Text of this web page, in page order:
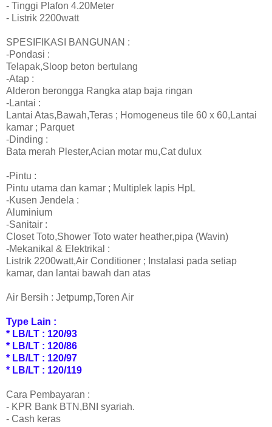
- Tinggi Plafon 4.20Meter
- Listrik 2200watt
SPESIFIKASI BANGUNAN :
-Pondasi :
Telapak,Sloop beton bertulang
-Atap :
Alderon berongga Rangka atap baja ringan
-Lantai :
Lantai Atas,Bawah,Teras ; Homogeneus tile 60 x 60,Lantai
kamar ; Parquet
-Dinding :
Bata merah Plester,Acian motar mu,Cat dulux
-Pintu :
Pintu utama dan kamar ; Multiplek lapis HpL
-Kusen Jendela :
Aluminium
-Sanitair :
Closet Toto,Shower Toto water heather,pipa (Wavin)
-Mekanikal & Elektrikal :
Listrik 2200watt,Air Conditioner ; Instalasi pada setiap
kamar, dan lantai bawah dan atas
Air Bersih : Jetpump,Toren Air
Type Lain :
* LB/LT : 120/93
* LB/LT : 120/86
* LB/LT : 120/97
* LB/LT : 120/119
Cara Pembayaran :
- KPR Bank BTN,BNI syariah.
- Cash keras